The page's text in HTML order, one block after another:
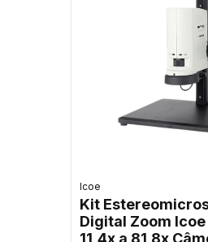
Icoe
Kit
Digital Zoom
11,4x a 81,8x